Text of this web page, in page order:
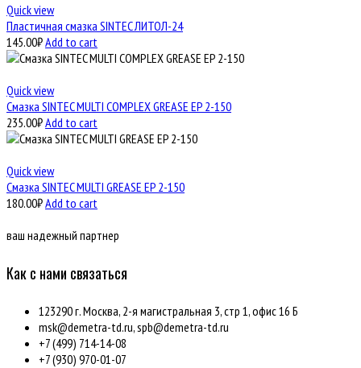
Quick view
Пластичная смазка SINTEC ЛИТОЛ-24
145.00₽Add to cart
Quick view
Смазка SINTEC MULTI COMPLEX GREASE EP 2-150
235.00₽Add to cart
Quick view
Смазка SINTEC MULTI GREASE EP 2-150
180.00₽Add to cart
ваш надежный партнер
Как с нами связаться
123290 г. Москва, 2-я магистральная 3, стр 1, офис 16 Б
msk@demetra-td.ru, spb@demetra-td.ru
+7 (499) 714-14-08
+7 (930) 970-01-07